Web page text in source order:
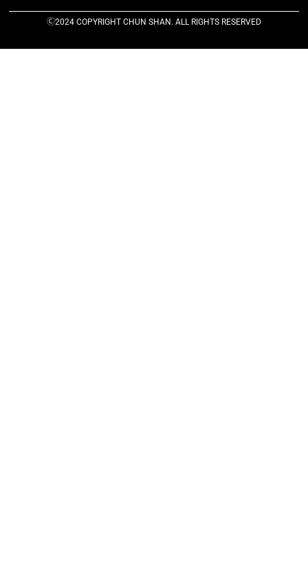
Ⓒ2024 COPYRIGHT CHUN SHAN. ALL RIGHTS RESERVED